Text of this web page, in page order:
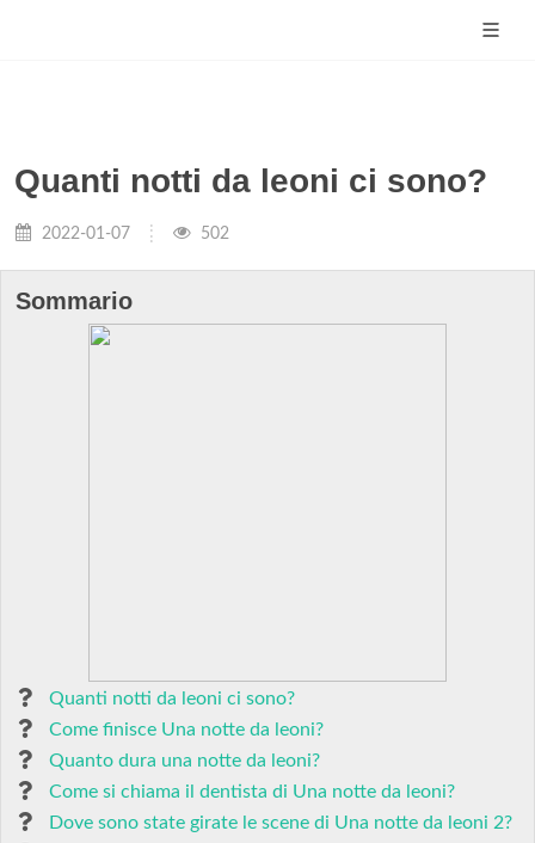
Quanti notti da leoni ci sono?
2022-01-07 502
Sommario
Quanti notti da leoni ci sono?
Come finisce Una notte da leoni?
Quanto dura una notte da leoni?
Come si chiama il dentista di Una notte da leoni?
Dove sono state girate le scene di Una notte da leoni 2?